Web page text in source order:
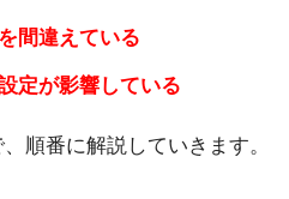
間違えている
定が影響している
順番に解説していきます。